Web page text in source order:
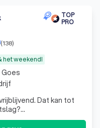
TOP
PRO
het weekend!
(138)
Dat kan tot
beoordelen? Bel